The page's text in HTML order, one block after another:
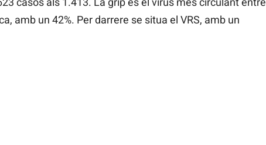
amb un 42%. Per darrere se situa el VRS, amb un